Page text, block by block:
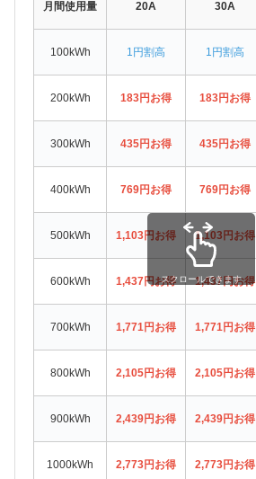
月間使用量 20A 30A
100kWh 1円割高 1円割高
200kWh 183円お得 183円お得
300kWh 435円お得 435円お得
400kWh 769円お得 769円お得
500kWh 1,103円お得 1,103円お得
600kWh 1,437円お得 1,437円お得
700kWh 1,771円お得 1,771円お得
800kWh 2,105円お得 2,105円お得
900kWh 2,439円お得 2,439円お得
1000kWh 2,773円お得 2,773円お得
スクロールできます